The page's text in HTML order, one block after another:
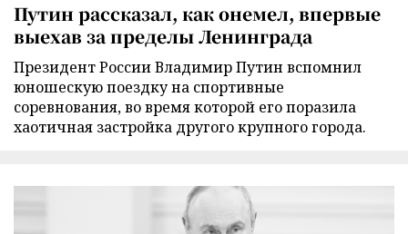
Путин рассказал, как онемел, впервые
выехав за пределы Ленинграда
Президент России Владимир Путин вспомнил
юношескую поездку на спортивные
соревнования, во время которой его поразила
хаотичная застройка другого крупного города.